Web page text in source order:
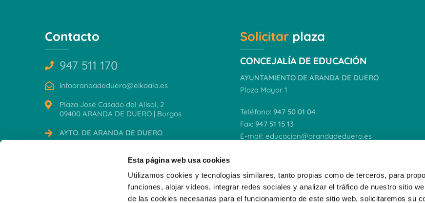
Esta página web usa cookies
Utilizamos cookies y tecnologías similares, tanto propias como de terceros, para
funciones, alojar vídeos, integrar redes sociales y analizar el tráfico de nuestro sitio
de las cookies necesarias para el funcionamiento de este sitio web, solicitaremos su
Contacto
947 511 170
infoarandadeduero@eikoala.es
Plaza José Casado del Alisal, 2
09400 ARANDA DE DUERO | Burgos
AYTO. DE ARANDA DE DUERO
Solicitarplaza
CONCEJALÍA DE EDUCACIÓN
AYUNTAMIENTO DE ARANDA DE DUERO
Plaza Mayor 1
Teléfono: 947 50 01 04
Fax: 947 51 15 13
E-mail: educacion@arandadeduero.es
9,30 a 14,30
(lunes a viernes)
VER DOCUMENTACIÓN